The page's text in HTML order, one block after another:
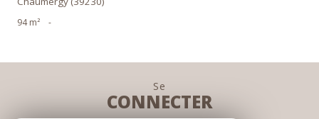
94 m² -
Se
CONNECTER